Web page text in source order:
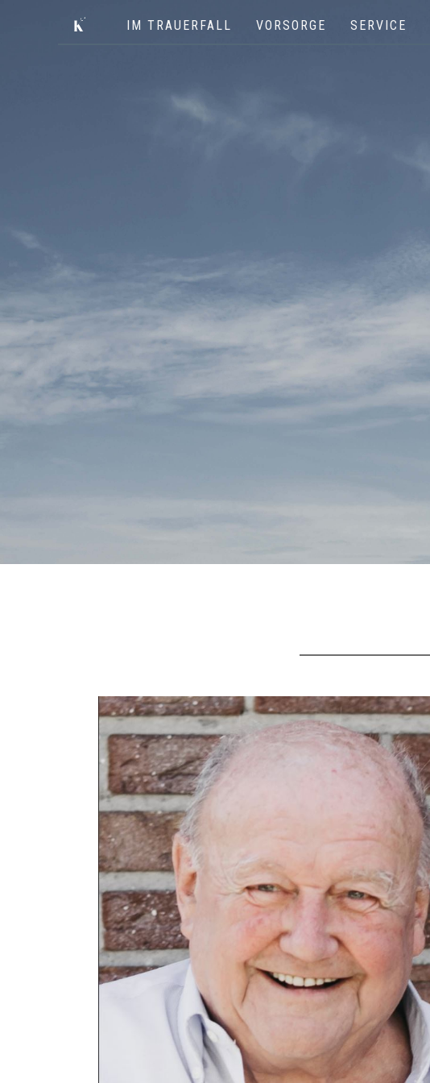
IM TRAUERFALL VORSORGE SERVICE